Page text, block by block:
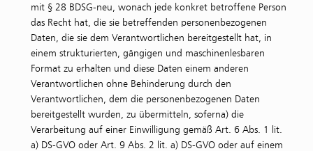
mit § 28 BDSG-neu, wonach jede konkret betroffene Person
das Recht hat, die sie betreffenden personenbezogenen
Daten, die sie dem Verantwortlichen bereitgestellt hat, in
einem strukturierten, gängigen und maschinenlesbaren
Format zu erhalten und diese Daten einem anderen
Verantwortlichen ohne Behinderung durch den
Verantwortlichen, dem die personenbezogenen Daten
bereitgestellt wurden, zu übermitteln, soferna) die
Verarbeitung auf einer Einwilligung gemäß Art. 6 Abs. 1 lit.
a) DS-GVO oder Art. 9 Abs. 2 lit. a) DS-GVO oder auf einem